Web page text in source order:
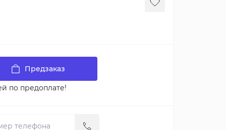
Предзаказ
по предоплате!